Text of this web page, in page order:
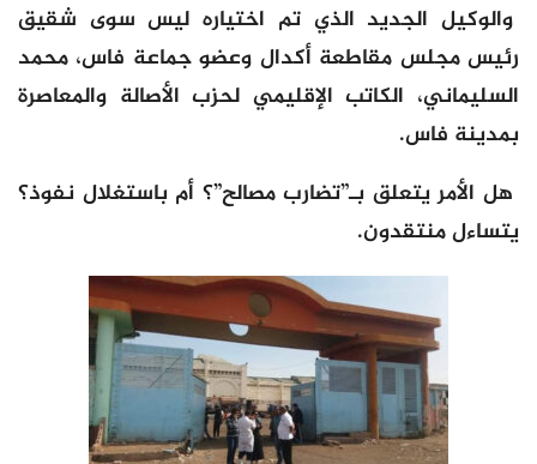
والوكيل الجديد الذي تم اختياره ليس سوى شقيق
رئيس مجلس مقاطعة أكدال وعضو جماعة فاس، محمد
السليماني، الكاتب الإقليمي لحزب الأصالة والمعاصرة
بمدينة فاس.
هل الأمر يتعلق بـ”تضارب مصالح”؟ أم باستغلال نفوذ؟
يتساءل منتقدون.